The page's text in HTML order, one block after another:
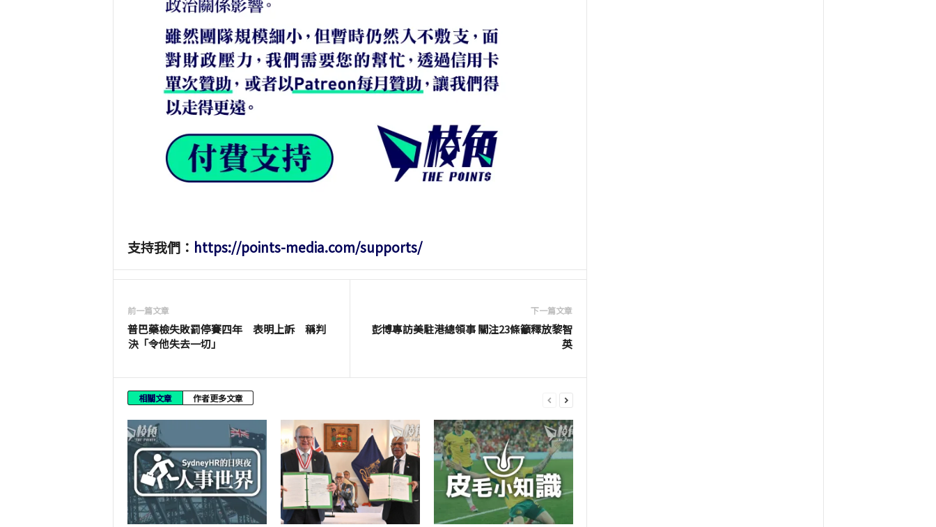
支持我們： https://points-media.com/supports/
前一篇文章
普巴藥檢失敗罰停賽四年 表明上訴 稱判
決「令他失去一切」
下一篇文章
彭博專訪美駐港總領事 關注23條籲釋放黎智
英
相關文章 作者更多文章